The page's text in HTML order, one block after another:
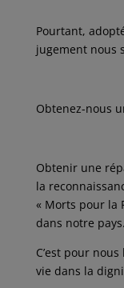
Pourtant,
jugement nous
Obtenez-nous
Obtenir une
la
« Morts pour la
dans notre pays.
C’est pour
vie dans la